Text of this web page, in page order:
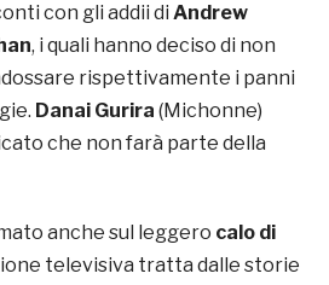
con gli addii di Andrew
, i quali hanno deciso di non
rispettivamente i panni
Danai Gurira (Michonne)
che non farà parte della
anche sul leggero calo di
televisiva tratta dalle storie